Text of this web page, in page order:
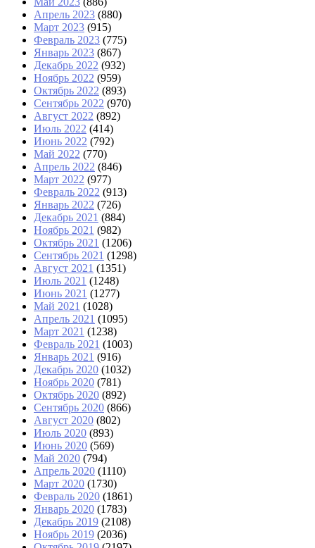
Апрель 2023 (880)
Март 2023 (915)
Февраль 2023 (775)
Январь 2023 (867)
Декабрь 2022 (932)
Ноябрь 2022 (959)
Октябрь 2022 (893)
Сентябрь 2022 (970)
Август 2022 (892)
Июль 2022 (414)
Июнь 2022 (792)
Май 2022 (770)
Апрель 2022 (846)
Март 2022 (977)
Февраль 2022 (913)
Январь 2022 (726)
Декабрь 2021 (884)
Ноябрь 2021 (982)
Октябрь 2021 (1206)
Сентябрь 2021 (1298)
Август 2021 (1351)
Июль 2021 (1248)
Июнь 2021 (1277)
Май 2021 (1028)
Апрель 2021 (1095)
Март 2021 (1238)
Февраль 2021 (1003)
Январь 2021 (916)
Декабрь 2020 (1032)
Ноябрь 2020 (781)
Октябрь 2020 (892)
Сентябрь 2020 (866)
Август 2020 (802)
Июль 2020 (893)
Июнь 2020 (569)
Май 2020 (794)
Апрель 2020 (1110)
Март 2020 (1730)
Февраль 2020 (1861)
Январь 2020 (1783)
Декабрь 2019 (2108)
Ноябрь 2019 (2036)